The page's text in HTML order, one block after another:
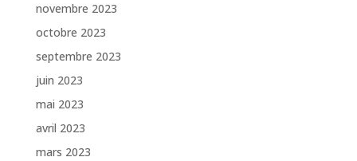
novembre 2023
octobre 2023
septembre 2023
juin 2023
mai 2023
avril 2023
mars 2023